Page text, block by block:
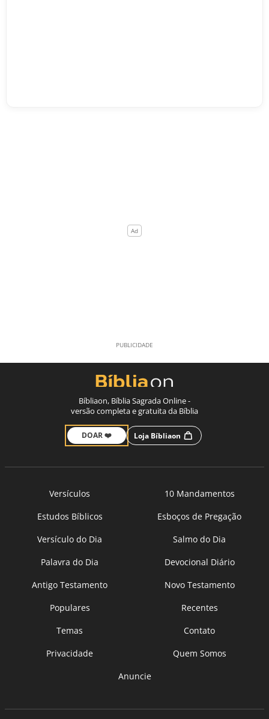
Bíbliaon, Bíblia Sagrada Online -
versão completa e gratuita da Bíblia
DOAR ❤️ Loja Bíbliaon
Versículos
10 Mandamentos
Estudos Bíblicos
Esboços de Pregação
Versículo do Dia
Salmo do Dia
Palavra do Dia
Devocional Diário
Antigo Testamento
Novo Testamento
Populares
Recentes
Temas
Contato
Privacidade
Quem Somos
Anuncie